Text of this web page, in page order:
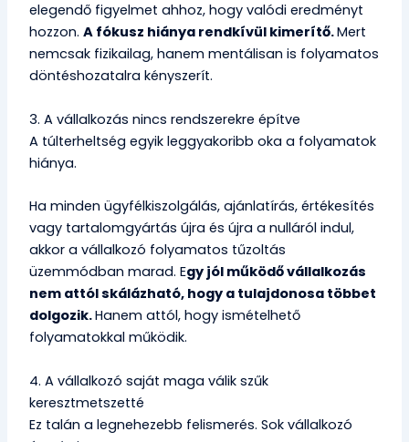
elegendő figyelmet ahhoz, hogy valódi eredményt
hozzon.A fókusz hiánya rendkívül kimerítő.Mert
nemcsak fizikailag, hanem mentálisan is folyamatos
döntéshozatalra kényszerít.
3. A vállalkozás nincs rendszerekre építve
A túlterheltség egyik leggyakoribb oka a folyamatok
hiánya.
Ha minden ügyfélkiszolgálás, ajánlatírás, értékesítés
vagy tartalomgyártás újra és újra a nulláról indul,
akkor a vállalkozó folyamatos tűzoltás
üzemmódban marad. Egy jól működő vállalkozás
nem attól skálázható, hogy a tulajdonosa többet
dolgozik.Hanem attól, hogy ismételhető
folyamatokkal működik.
4. A vállalkozó saját maga válik szűk
keresztmetszetté
Ez talán a legnehezebb felismerés. Sok vállalkozó